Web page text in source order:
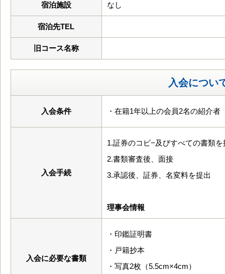
宿泊施設 なし
宿泊先TEL
旧コース名称
入会につい
入会条件 ・在籍1年以上の会員2名の紹介者
入会手続
1.証券のコピ−及びすべての書類を
2.書類審査後、面接
3.承認後、証券、名変料を提出
理事会情報
入会に必要な書類
・印鑑証明書
・戸籍抄本
・写真2枚（5.5cm×4cm）